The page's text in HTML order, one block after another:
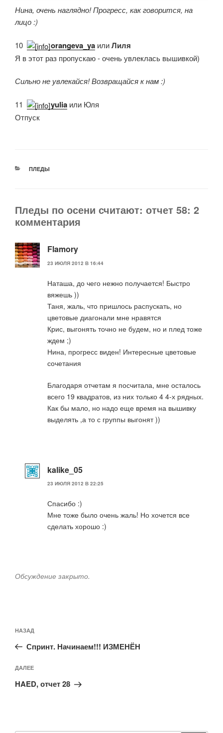
Нина, очень наглядно! Прогресс, как говорится, на
лицо :)
10. orangeva_ya илиЛиля
Я в этот раз пропускаю - очень увлеклась вышивкой)
Сильно не увлекайся! Возвращайся к нам :)
11. yulia или Юля
Отпуск
РУБРИКИ
ПЛЕДЫ
Пледы по осени считают: отчет 58: 2
комментария
Flamory
23 ИЮЛЯ 2012 В 16:44
Наташа, до чего нежно получается! Быстро
вяжешь ))
Таня, жаль, что пришлось распускать, но
цветовые диагонали мне нравятся
Крис, выгонять точно не будем, но и плед тоже
ждем ;)
Нина, прогресс виден! Интересные цветовые
сочетания
Благодаря отчетам я посчитала, мне осталось
всего 19 квадратов, из них только 4 4-х рядных.
Как бы мало, но надо еще время на вышивку
выделять ,а то с группы выгонят ))
kalike_05
23 ИЮЛЯ 2012 В 22:25
Спасибо :)
Мне тоже было очень жаль! Но хочется все
сделать хорошо :)
Обсуждение закрыто.
по
записям
Предыдущая
запись:
НАЗАД
Спринт. Начинаем!!! ИЗМЕНЁН
Следующая
запись
ДАЛЕЕ
HAED, отчет 28